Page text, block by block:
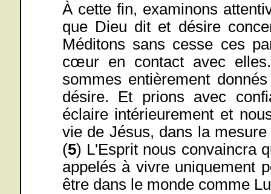
À cette fin, examinons
que Dieu dit et désire
Méditons sans cesse ces
cœur en contact avec
sommes entièrement
désire. Et prions avec
éclaire intérieurement et
vie de Jésus, dans la
(5) L'Esprit nous convaincra
appelés à vivre uniquement
être dans le monde comme